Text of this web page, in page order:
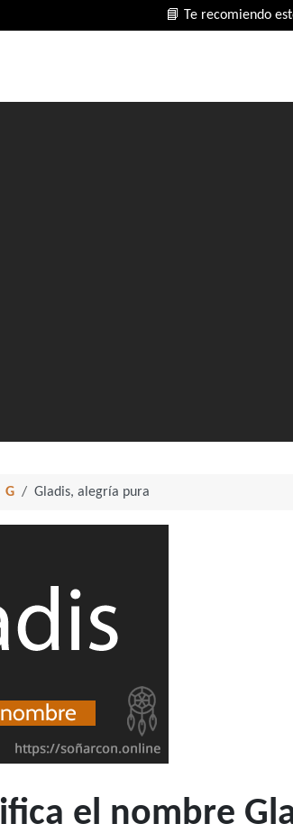
📘 Te recomiendo
G Gladis, alegría pura
el nombre